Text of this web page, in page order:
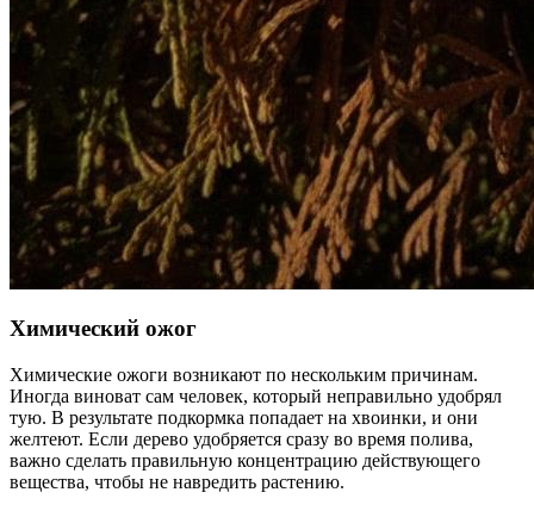
Химический ожог
Химические ожоги возникают по нескольким причинам.
Иногда виноват сам человек, который неправильно удобрял
тую. В результате подкормка попадает на хвоинки, и они
желтеют. Если дерево удобряется сразу во время полива,
важно сделать правильную концентрацию действующего
вещества, чтобы не навредить растению.